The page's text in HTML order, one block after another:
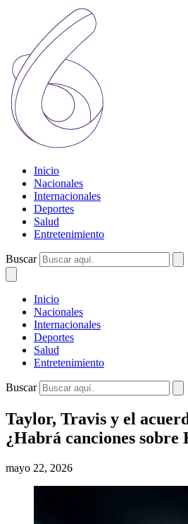
Inicio
Nacionales
Internacionales
Deportes
Salud
Entretenimiento
Buscar
Inicio
Nacionales
Internacionales
Deportes
Salud
Entretenimiento
Buscar
Taylor, Travis y el
¿Habrá canciones sobre
mayo 22, 2026